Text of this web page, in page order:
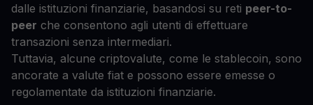
dalle istituzioni finanziarie, basandosi su reti peer-to-
peer che consentono agli utenti di effettuare
transazioni senza intermediari.
Tuttavia, alcune criptovalute, come le stablecoin, sono
ancorate a valute fiat e possono essere emesse o
regolamentate da istituzioni finanziarie.